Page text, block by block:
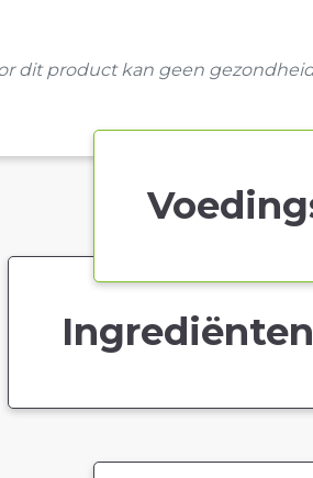
dit product kan geen
Ingrediënten